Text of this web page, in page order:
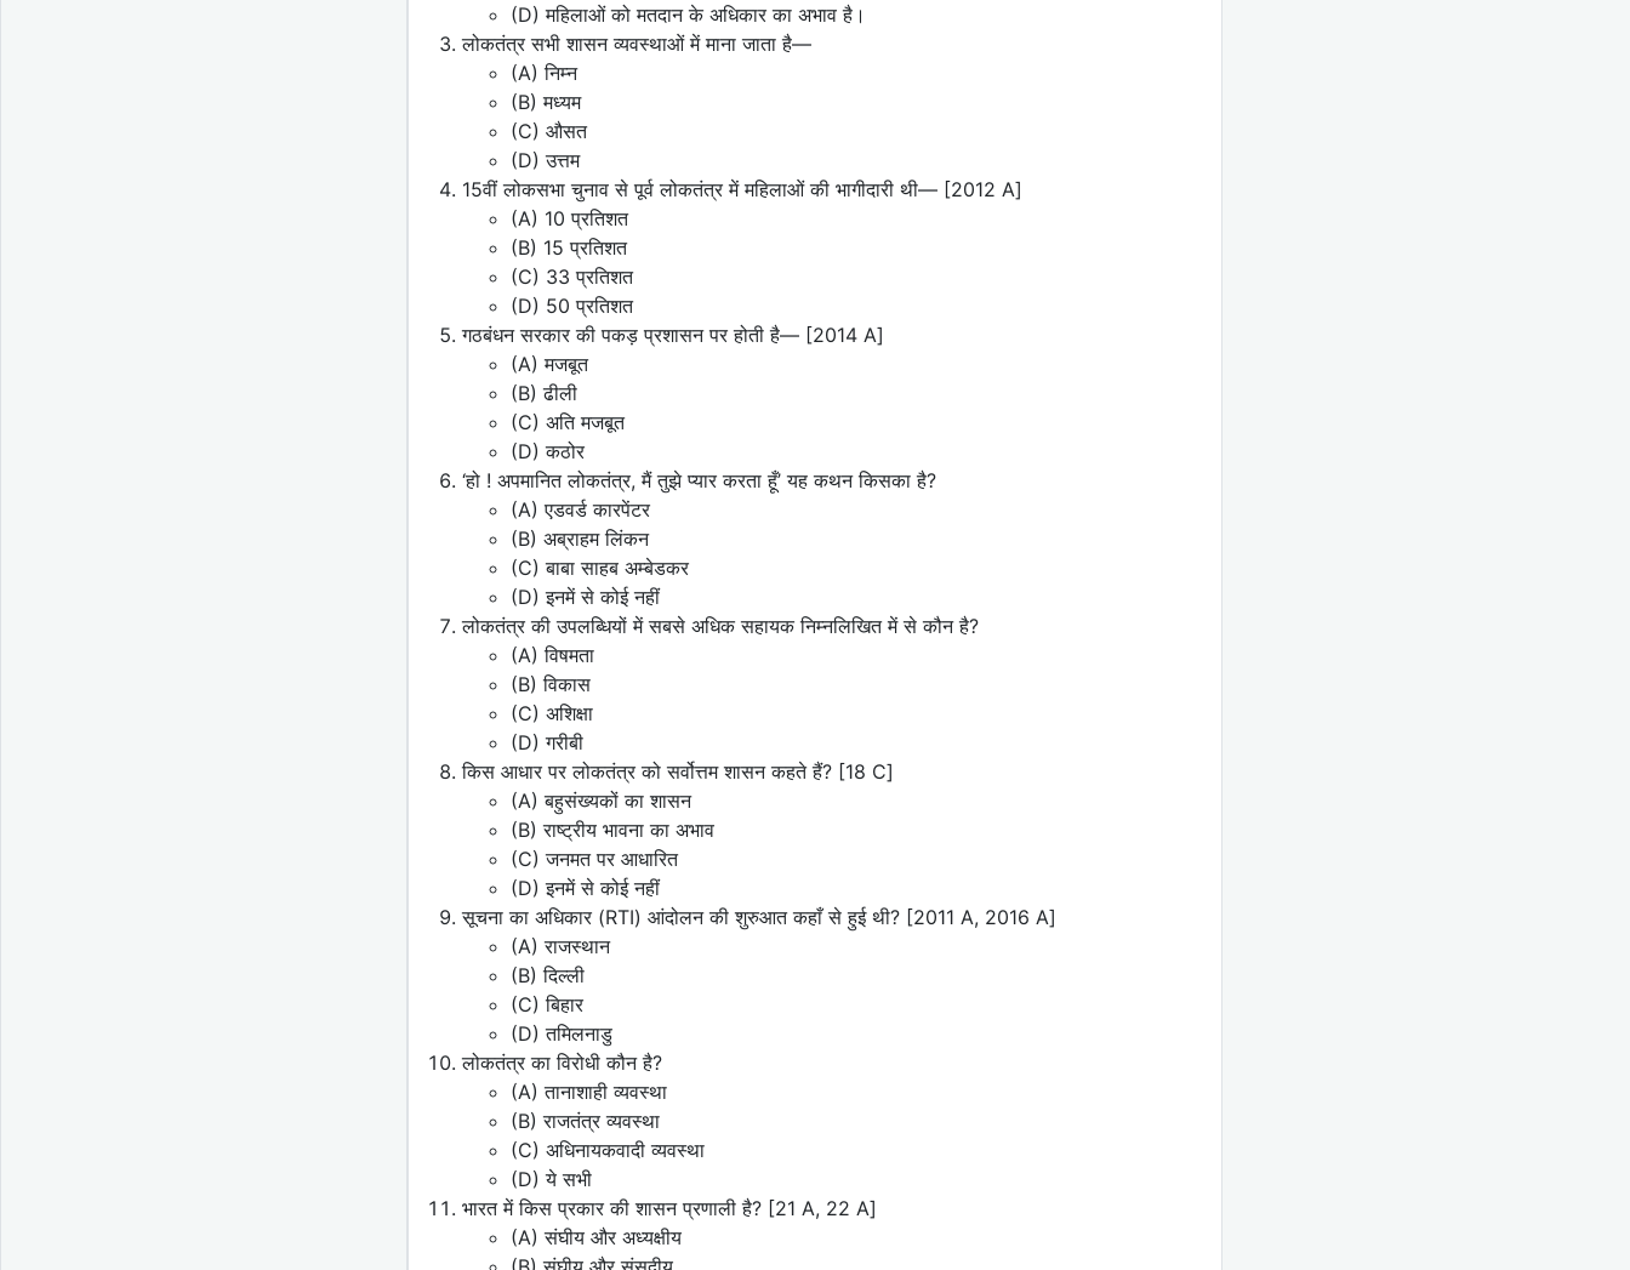
(D) महिलाओं को मतदान के अधिकार का अभाव है।
लोकतंत्र सभी शासन व्यवस्थाओं में माना जाता है—
(A) निम्न
(B) मध्यम
(C) औसत
(D) उत्तम
15वीं लोकसभा चुनाव से पूर्व लोकतंत्र में महिलाओं की भागीदारी थी— [2012 A]
(A) 10 प्रतिशत
(B) 15 प्रतिशत
(C) 33 प्रतिशत
(D) 50 प्रतिशत
गठबंधन सरकार की पकड़ प्रशासन पर होती है— [2014 A]
(A) मजबूत
(B) ढीली
(C) अति मजबूत
(D) कठोर
‘हो ! अपमानित लोकतंत्र, मैं तुझे प्यार करता हूँ’ यह कथन किसका है?
(A) एडवर्ड कारपेंटर
(B) अब्राहम लिंकन
(C) बाबा साहब अम्बेडकर
(D) इनमें से कोई नहीं
लोकतंत्र की उपलब्धियों में सबसे अधिक सहायक निम्नलिखित में से कौन है?
(A) विषमता
(B) विकास
(C) अशिक्षा
(D) गरीबी
किस आधार पर लोकतंत्र को सर्वोत्तम शासन कहते हैं? [18 C]
(A) बहुसंख्यकों का शासन
(B) राष्ट्रीय भावना का अभाव
(C) जनमत पर आधारित
(D) इनमें से कोई नहीं
सूचना का अधिकार (RTI) आंदोलन की शुरुआत कहाँ से हुई थी? [2011 A, 2016 A]
(A) राजस्थान
(B) दिल्ली
(C) बिहार
(D) तमिलनाडु
लोकतंत्र का विरोधी कौन है?
(A) तानाशाही व्यवस्था
(B) राजतंत्र व्यवस्था
(C) अधिनायकवादी व्यवस्था
(D) ये सभी
भारत में किस प्रकार की शासन प्रणाली है? [21 A, 22 A]
(A) संघीय और अध्यक्षीय